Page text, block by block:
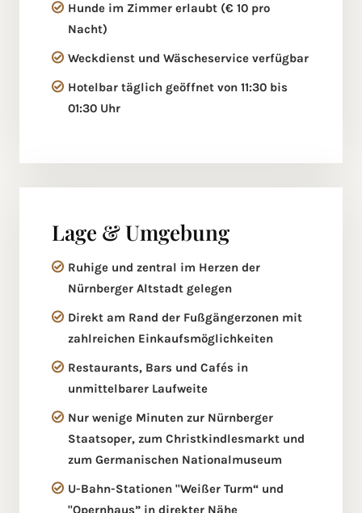
Hunde im Zimmer erlaubt (€ 10 pro
Nacht)
Weckdienst und Wäscheservice verfügbar
Hotelbar täglich geöffnet von 11:30 bis
01:30 Uhr
Lage & Umgebung
Ruhige und zentral im Herzen der
Nürnberger Altstadt gelegen
Direkt am Rand der Fußgängerzonen mit
zahlreichen Einkaufsmöglichkeiten
Restaurants, Bars und Cafés in
unmittelbarer Laufweite
Nur wenige Minuten zur Nürnberger
Staatsoper, zum Christkindlesmarkt und
zum Germanischen Nationalmuseum
U-Bahn-Stationen "Weißer Turm“ und